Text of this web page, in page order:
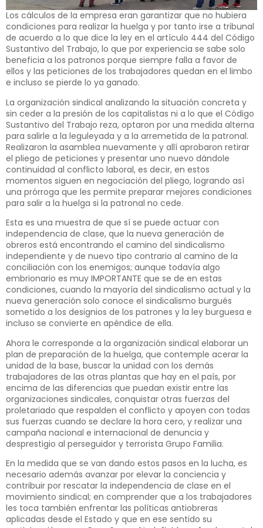
Los cálculos de la empresa eran garantizar que no hubiera
condiciones para realizar la huelga y por tanto irse a tribunal
de acuerdo a lo que dice la ley en el artículo 444 del Código
Sustantivo del Trabajo, lo que por experiencia se sabe solo
beneficia a los patronos porque siempre falla a favor de
ellos y las peticiones de los trabajadores quedan en el limbo
e incluso se pierde lo ya ganado.
La organización sindical analizando la situación concreta y
sin ceder a la presión de los capitalistas ni a lo que el Código
Sustantivo del Trabajo reza, optaron por una medida alterna
para salirle a la leguleyada y a la arremetida de la patronal.
Realizaron la asamblea nuevamente y allí aprobaron retirar
el pliego de peticiones y presentar uno nuevo dándole
continuidad al conflicto laboral, es decir, en estos
momentos siguen en negociación del pliego, logrando así
una prórroga que les permite preparar mejores condiciones
para salir a la huelga si la patronal no cede.
Esta es una muestra de que sí se puede actuar con
independencia de clase, que la nueva generación de
obreros está encontrando el camino del sindicalismo
independiente y de nuevo tipo contrario al camino de la
conciliación con los enemigos; aunque todavía algo
embrionario es muy IMPORTANTE que se de en estas
condiciones, cuando la mayoría del sindicalismo actual y la
nueva generación solo conoce el sindicalismo burgués
sometido a los designios de los patrones y la ley burguesa e
incluso se convierte en apéndice de ella.
Ahora le corresponde a la organización sindical elaborar un
plan de preparación de la huelga, que contemple acerar la
unidad de la base, buscar la unidad con los demás
trabajadores de las otras plantas que hay en el país, por
encima de las diferencias que puedan existir entre las
organizaciones sindicales, conquistar otras fuerzas del
proletariado que respalden el conflicto y apoyen con todas
sus fuerzas cuando se declare la hora cero, y realizar una
campaña nacional e internacional de denuncia y
desprestigio al perseguidor y terrorista Grupo Familia.
En la medida que se van dando estos pasos en la lucha, es
necesario además avanzar por elevar la conciencia y
contribuir por rescatar la independencia de clase en el
movimiento sindical; en comprender que a los trabajadores
les toca también enfrentar las políticas antiobreras
aplicadas desde el Estado y que en ese sentido su